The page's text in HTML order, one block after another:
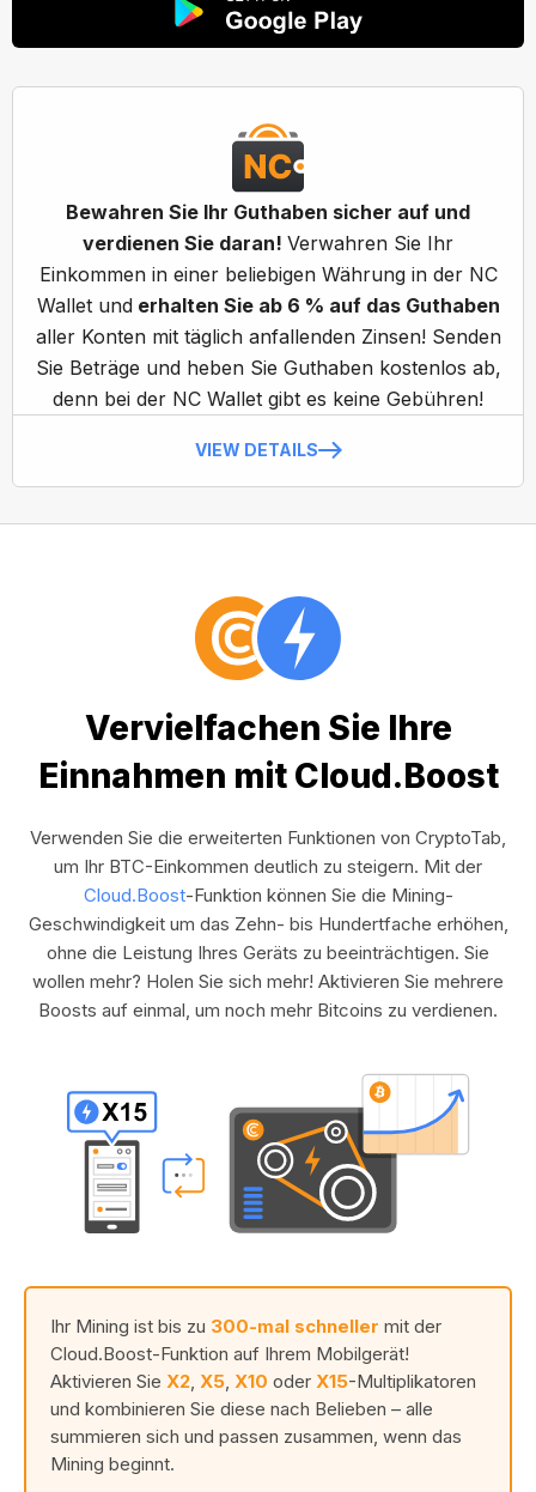
Bewahren Sie Ihr Guthaben sicher auf und
verdienen Sie daran! Verwahren Sie Ihr
Einkommen in einer beliebigen Währung in der NC
Wallet underhalten Sie ab 6 % auf das Guthaben
aller Konten mit täglich anfallenden Zinsen! Senden
Sie Beträge und heben Sie Guthaben kostenlos ab,
denn bei der NC Wallet gibt es keine Gebühren!
VIEW DETAILS
Vervielfachen Sie Ihre
Einnahmen mit Cloud.Boost
Verwenden Sie die erweiterten Funktionen von CryptoTab,
um Ihr BTC-Einkommen deutlich zu steigern. Mit der
Cloud.Boost-Funktion können Sie die Mining-
Geschwindigkeit um das Zehn- bis Hundertfache erhöhen,
ohne die Leistung Ihres Geräts zu beeinträchtigen. Sie
wollen mehr? Holen Sie sich mehr! Aktivieren Sie mehrere
Boosts auf einmal, um noch mehr Bitcoins zu verdienen.
Ihr Mining ist bis zu 300-mal schneller mit der
Cloud.Boost-Funktion auf Ihrem Mobilgerät!
Aktivieren Sie X2 X5 X10 oder X15-Multiplikatoren
und kombinieren Sie diese nach Belieben – alle
summieren sich und passen zusammen, wenn das
Mining beginnt.